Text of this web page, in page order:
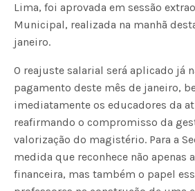
Lima, foi aprovada em sessão
Municipal, realizada na manhã
janeiro.
O reajuste salarial será aplicado já
pagamento deste mês de janeiro,
imediatamente os educadores da
reafirmando o compromisso da
valorização do magistério. Para a
medida que reconhece não apenas
financeira, mas também o papel